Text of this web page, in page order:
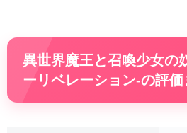
異世界魔王と召喚少女の
ーリベレーション-の評